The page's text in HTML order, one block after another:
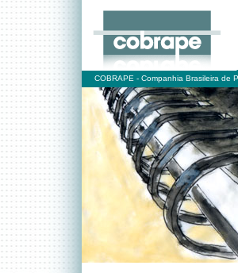
COBRAPE - Companhia Brasileira de